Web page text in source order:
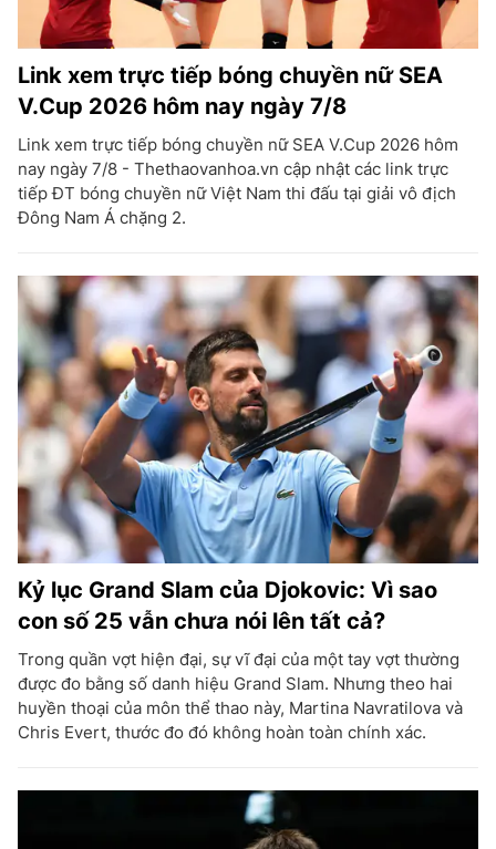
Link xem trực tiếp bóng chuyền nữ SEA
V.Cup 2026 hôm nay ngày 7/8
Link xem trực tiếp bóng chuyền nữ SEA V.Cup 2026 hôm
nay ngày 7/8 - Thethaovanhoa.vn cập nhật các link trực
tiếp ĐT bóng chuyền nữ Việt Nam thi đấu tại giải vô địch
Đông Nam Á chặng 2.
Kỷ lục Grand Slam của Djokovic: Vì sao
con số 25 vẫn chưa nói lên tất cả?
Trong quần vợt hiện đại, sự vĩ đại của một tay vợt thường
được đo bằng số danh hiệu Grand Slam. Nhưng theo hai
huyền thoại của môn thể thao này, Martina Navratilova và
Chris Evert, thước đo đó không hoàn toàn chính xác.